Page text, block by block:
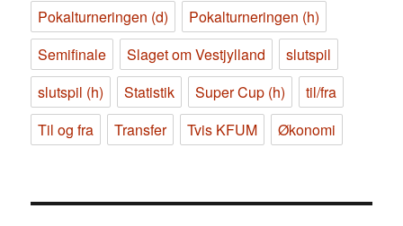
Pokalturneringen (d)
Pokalturneringen (h)
Semifinale
Slaget om Vestjylland
slutspil
slutspil (h)
Statistik Super Cup (h)
til/fra
Til og fra
Transfer Tvis KFUM Økonomi